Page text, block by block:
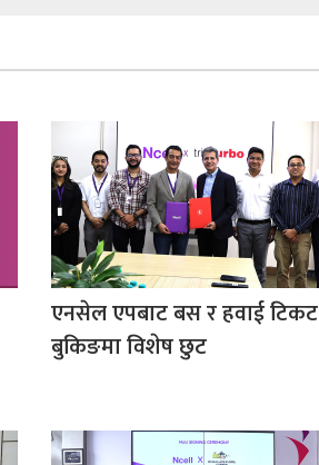
एनसेल एपबाट बस र हवाई टिकट
बुकिङमा विशेष छुट